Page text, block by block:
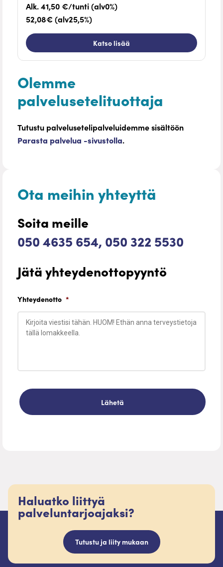
Alk. 41,50 €/tunti (alv0%)
52,08€ (alv25,5%)
Katso lisää
Olemme
palvelusetelituottaja
Tutustu palvelusetelipalveluidemme sisältöön
Parasta palvelua -sivustolla.
Ota meihin yhteyttä
Soita meille
050 4635 654, 050 322 5530
Jätä yhteydenottopyyntö
Yhteydenotto *
Haluatko liittyä
palveluntarjoajaksi?
Tutustu ja liity mukaan